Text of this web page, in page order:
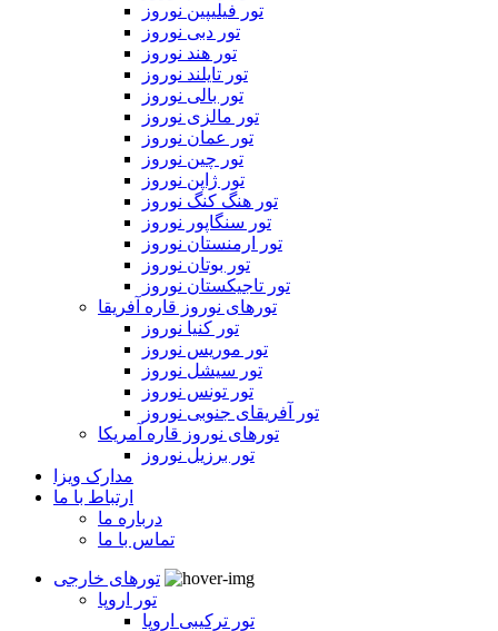
تور فیلیپین نوروز
تور دبی نوروز
تور هند نوروز
تور تایلند نوروز
تور بالی نوروز
تور مالزی نوروز
تور عمان نوروز
تور چین نوروز
تور ژاپن نوروز
تور هنگ کنگ نوروز
تور سنگاپور نوروز
تور ارمنستان نوروز
تور بوتان نوروز
تور تاجیکستان نوروز
تورهای نوروز قاره آفریقا
تور کنیا نوروز
تور موریس نوروز
تور سیشل نوروز
تور تونس نوروز
تور آفریقای جنوبی نوروز
تورهای نوروز قاره آمریکا
تور برزیل نوروز
مدارک ویزا
ارتباط با ما
درباره ما
تماس با ما
تورهای خارجی
تور اروپا
تور ترکیبی اروپا